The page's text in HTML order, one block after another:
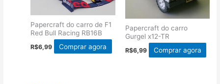
Papercraft do carro de F1
Red Bull Racing RB16B
R$6,99 Comprar agora
Papercraft do carro
Gurgel x12-TR
R$6,99 Comprar agora